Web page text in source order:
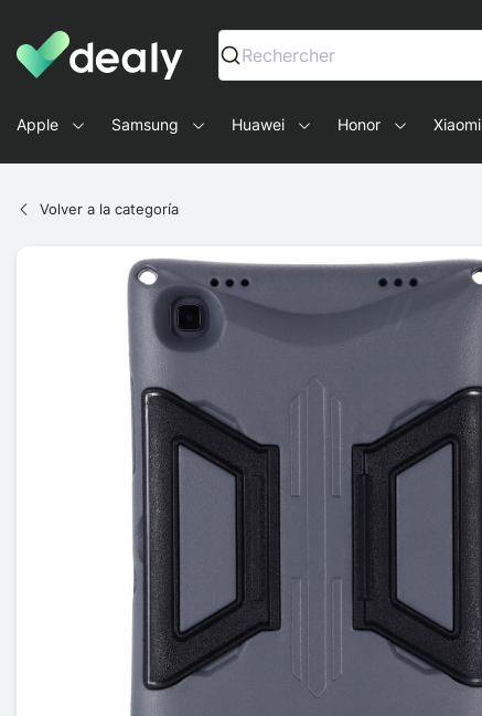
Dealy - Fundas y accesorios para smartphones y tablets
Rechercher
Apple Samsung Huawei Honor Xiaomi
Volver a la categoría